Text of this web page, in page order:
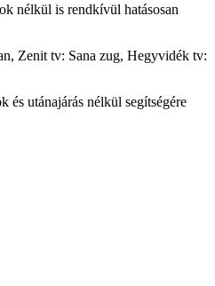
nélkül is rendkívül hatásosan
Zenit tv: Sana zug, Hegyvidék tv:
és utánajárás nélkül segítségére